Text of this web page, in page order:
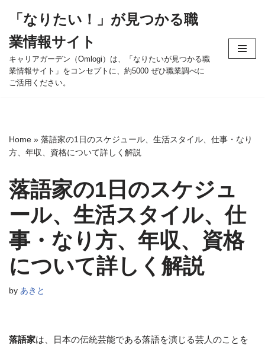
ン
テ
ン
ツ
ッ
プ
「なりたい！」が見つかる職
業情報サイト
キャリアガーデン（Omlogi）は、「なりたいが見つかる職
業情報サイト」をコンセプトに、約5000 ぜひ職業調べに
ご活用ください。
Home » 落語家の1日のスケジュール、生活スタイル、仕事・なり
方、年収、資格について詳しく解説
落語家の1日のスケジュ
ール、生活スタイル、仕
事・なり方、年収、資格
について詳しく解説
by あきと
落語家は、日本の伝統芸能である落語を演じる芸人のことを